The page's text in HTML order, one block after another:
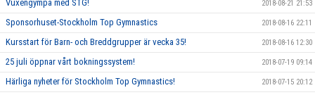
Vuxengympa med STG! 2018-08-21 21:53
Sponsorhuset-Stockholm Top Gymnastics 2018-08-16 22:11
Kursstart för Barn- och Breddgrupper är vecka 35! 2018-08-16 12:30
25 juli öppnar vårt bokningssystem! 2018-07-19 09:14
Härliga nyheter för Stockholm Top Gymnastics! 2018-07-15 20:12